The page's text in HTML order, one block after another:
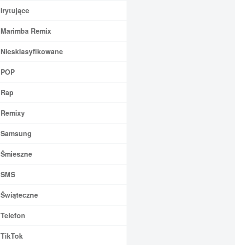
Irytujące
Marimba Remix
Niesklasyfikowane
POP
Rap
Remixy
Samsung
Śmieszne
SMS
Świąteczne
Telefon
TikTok